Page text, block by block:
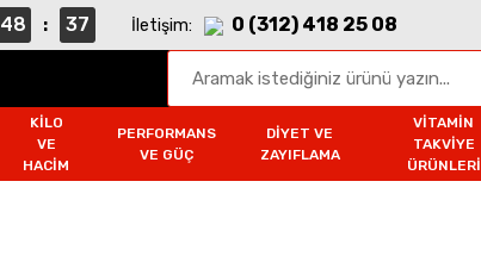
48 : 36 İletişim: 0 (312) 418 25 08
KILO
VE
HACIM
PERFORMANS
VE GÜÇ
DIYET VE
ZAYIFLAMA
VITAMIN
TAKVIYE
ÜRÜNLERI